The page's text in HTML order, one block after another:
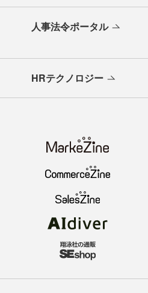
人事法令ポータル
HRテクノロジー